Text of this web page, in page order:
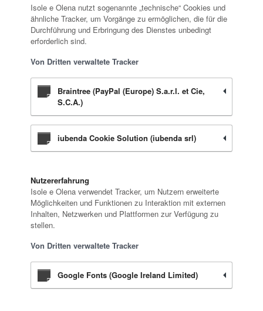
Isole e Olena nutzt sogenannte „technische“ Cookies und
ähnliche Tracker, um Vorgänge zu ermöglichen, die für die
Durchführung und Erbringung des Dienstes unbedingt
erforderlich sind.
Von Dritten verwaltete Tracker
Braintree (PayPal (Europe) S.a.r.l. et Cie,
S.C.A.)
iubenda Cookie Solution (iubenda srl)
Nutzererfahrung
Isole e Olena verwendet Tracker, um Nutzern erweiterte
Möglichkeiten und Funktionen zu Interaktion mit externen
Inhalten, Netzwerken und Plattformen zur Verfügung zu
stellen.
Von Dritten verwaltete Tracker
Google Fonts (Google Ireland Limited)